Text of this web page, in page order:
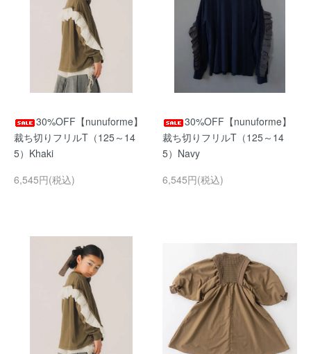
30%OFF【nunuforme】
裁ち切りフリルT（125～14
5）Khaki
6,545円(税込)
30%OFF【nunuforme】
裁ち切りフリルT（125～14
5）Navy
6,545円(税込)